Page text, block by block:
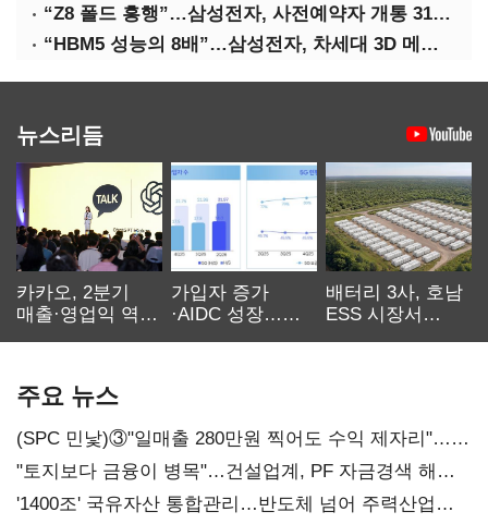
“Z8 폴드 흥행”…삼성전자, 사전예약자 개통 31일까지 연장
“HBM5 성능의 8배”…삼성전자, 차세대 3D 메모리 ‘zHBM’ 공개
뉴스리듬
카카오, 2분기
매출·영업익 역대
가입자 증가
·AIDC 성장…
배터리 3사, 호남
ESS 시장서
주요 뉴스
(SPC 민낯)③"일매출 280만원 찍어도 수익 제자리"…
점주 울리는 '상시 할인'
"토지보다 금융이 병목"…건설업계, PF 자금경색 해소
목소리
'1400조' 국유자산 통합관리…반도체 넘어 주력산업